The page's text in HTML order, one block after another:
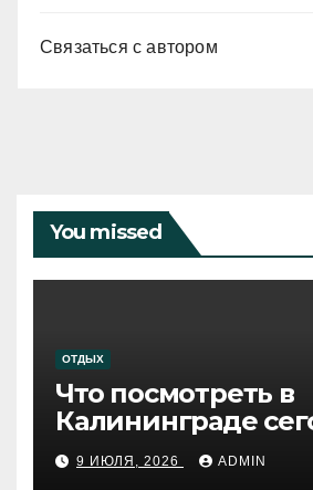
Связаться с автором
You missed
ОТДЫХ
Что посмотреть в
Калининграде
путеводитель по
западному городу
9 ИЮЛЯ, 2026 ADMIN